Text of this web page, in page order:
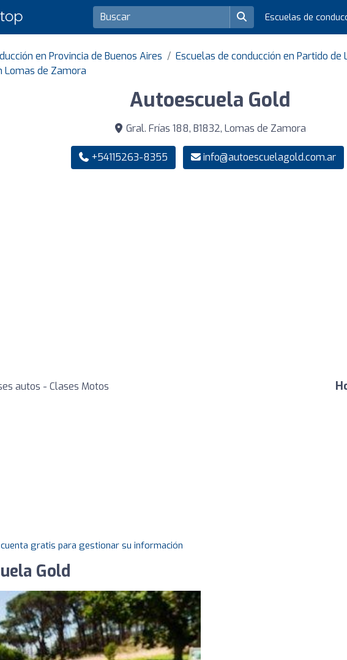
Escuelas de
en Provincia de Buenos Aires
Escuelas de conducción en Partido de
Lomas de Zamora
Autoescuela Gold
Gral. Frías 188, B1832, Lomas de Zamora
+54115263-8355 info@autoescuelagold.com.ar
autos - Clases Motos
gratis para gestionar su información
Gold